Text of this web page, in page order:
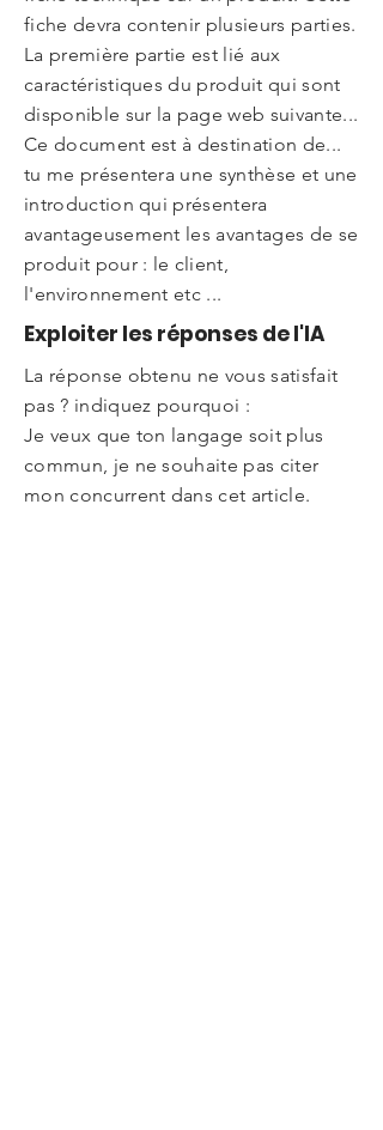
fiche devra contenir plusieurs parties.
La première partie est lié aux
caractéristiques du produit qui sont
disponible sur la page web suivante...
Ce document est à destination de...
tu me présentera une synthèse et une
introduction qui présentera
avantageusement les avantages de se
produit pour : le client,
l'environnement etc ...
Exploiter les réponses de l'IA
La réponse obtenu ne vous satisfait
pas ? indiquez pourquoi :
Je veux que ton langage soit plus
commun, je ne souhaite pas citer
mon concurrent dans cet article.